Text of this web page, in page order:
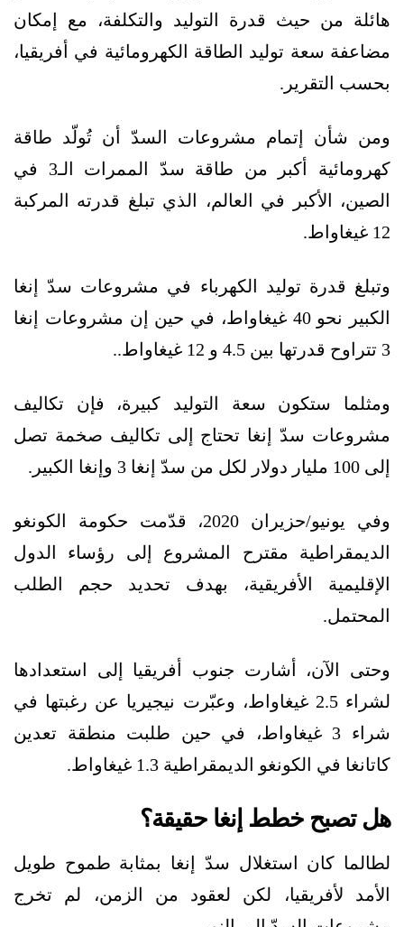
هائلة من حيث قدرة التوليد والتكلفة، مع إمكان
مضاعفة سعة توليد الطاقة الكهرومائية في أفريقيا،
بحسب التقرير.
ومن شأن إتمام مشروعات السدّ أن تُولّد طاقة
كهرومائية أكبر من طاقة سدّ الممرات الـ3 في
الصين، الأكبر في العالم، الذي تبلغ قدرته المركبة
12 غيغاواط.
وتبلغ قدرة توليد الكهرباء في مشروعات سدّ إنغا
الكبير نحو 40 غيغاواط، في حين إن مشروعات إنغا
3 تتراوح قدرتها بين 4.5 و 12 غيغاواط..
ومثلما ستكون سعة التوليد كبيرة، فإن تكاليف
مشروعات سدّ إنغا تحتاج إلى تكاليف صخمة تصل
إلى 100 مليار دولار لكل من سدّ إنغا 3 وإنغا الكبير.
وفي يونيو/حزيران 2020، قدّمت حكومة الكونغو
الديمقراطية مقترح المشروع إلى رؤساء الدول
الإقليمية الأفريقية، بهدف تحديد حجم الطلب
المحتمل.
وحتى الآن، أشارت جنوب أفريقيا إلى استعدادها
لشراء 2.5 غيغاواط، وعبّرت نيجيريا عن رغبتها في
شراء 3 غيغاواط، في حين طلبت منطقة تعدين
كاتانغا في الكونغو الديمقراطية 1.3 غيغاواط.
هل تصبح خطط إنغا حقيقة؟
لطالما كان استغلال سدّ إنغا بمثابة طموح طويل
الأمد لأفريقيا، لكن لعقود من الزمن، لم تخرج